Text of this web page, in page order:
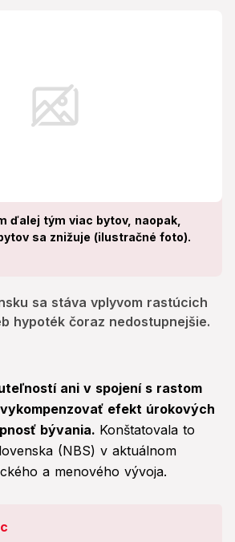
ďalej tým viac bytov, naopak,
sa znižuje (ilustračné foto).
sa stáva vplyvom rastúcich
hypoték čoraz nedostupnejšie.
ani v spojení s rastom
efekt úrokových
bývania. Konštatovala to
(NBS) v aktuálnom
a menového vývoja.